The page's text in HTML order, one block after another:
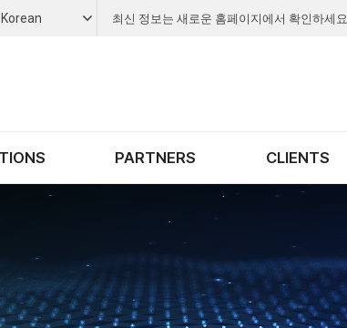
Korean 최신 정보는 새로운 홈페이지에서 확인하세요.
PARTNERS CLIENTS